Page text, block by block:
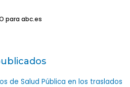
para abc.es
de Salud Pública en los traslados